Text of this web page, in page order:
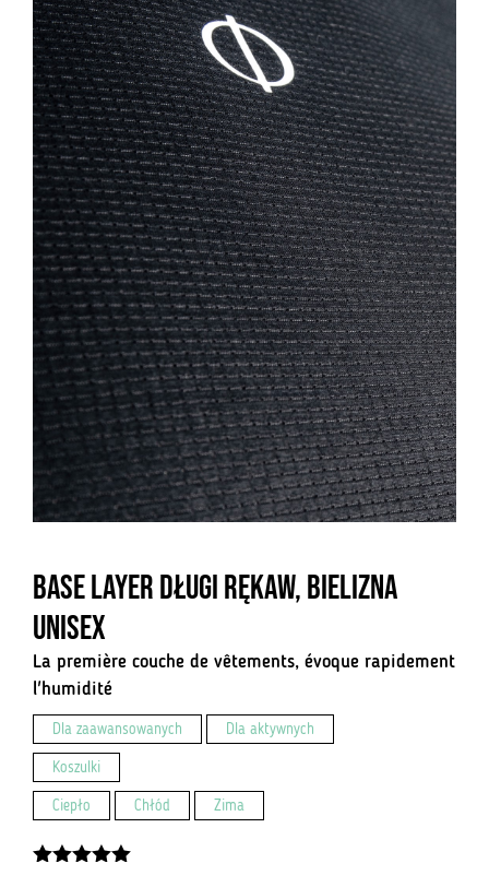
Base Layer długi rękaw, bielizna
unisex
La première couche de vêtements, évoque rapidement
l'humidité
Dla zaawansowanych Dla aktywnych
Koszulki
Ciepło Chłód Zima